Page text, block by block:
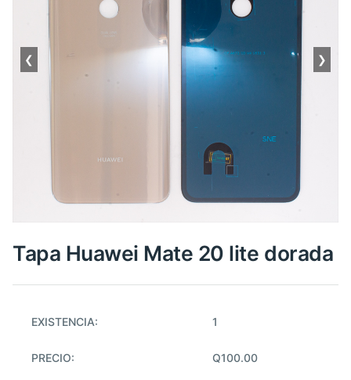
❮ ❯
Tapa Huawei Mate 20 lite dorada
EXISTENCIA: 1
PRECIO: Q100.00